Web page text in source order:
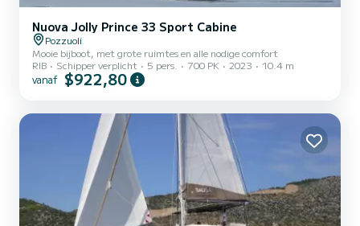
Nuova Jolly Prince 33 Sport Cabine
Pozzuoli
Mooie bijboot, met grote ruimtes en alle nodige comfort
RIB
Schipper verplicht 5 pers. 700 PK 2023 10.4 m
vanaf $922,80